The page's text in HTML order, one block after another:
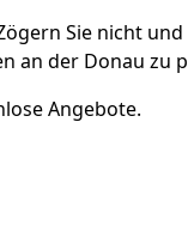
Sie nicht und
an der Donau zu
Angebote.